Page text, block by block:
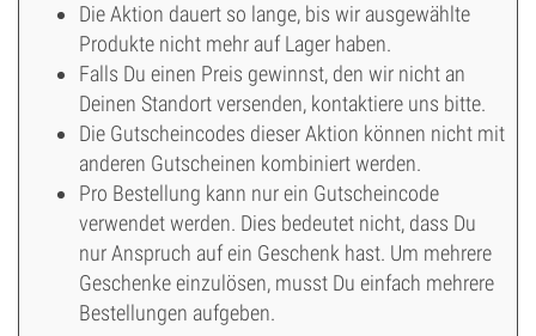
Die Aktion dauert so lange, bis wir ausgewählte
Produkte nicht mehr auf Lager haben.
Falls Du einen Preis gewinnst, den wir nicht an
Deinen Standort versenden, kontaktiere uns bitte.
Die Gutscheincodes dieser Aktion können nicht mit
anderen Gutscheinen kombiniert werden.
Pro Bestellung kann nur ein Gutscheincode
verwendet werden. Dies bedeutet nicht, dass Du
nur Anspruch auf ein Geschenk hast. Um mehrere
Geschenke einzulösen, musst Du einfach mehrere
Bestellungen aufgeben.